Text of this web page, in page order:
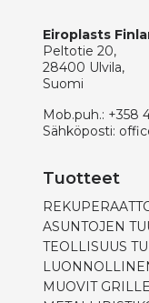
Eiroplasts
Peltotie 20,
28400 Ulvila,
Suomi
Mob.puh.: +358
Sähköposti:
Tuotteet
ASUNTOJEN
TEOLLISUUS
MUOVIT